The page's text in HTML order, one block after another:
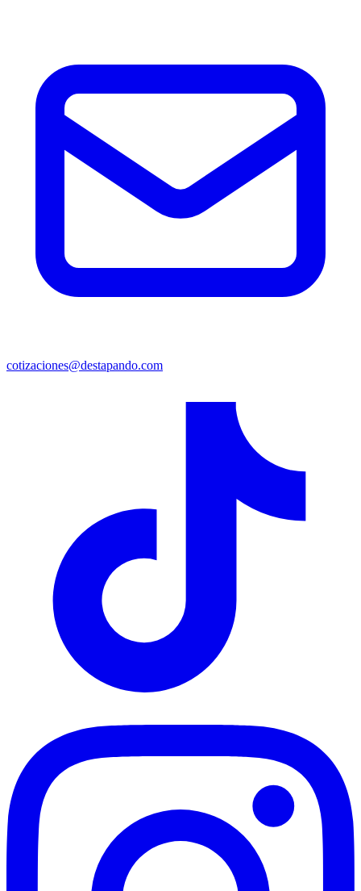
cotizaciones@destapando.com